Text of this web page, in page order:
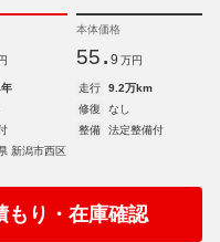
本体価格
55. 9 万円
走行
9.2万km
修復
なし
整備
法定整備付
新潟市西区
もり・在庫確認